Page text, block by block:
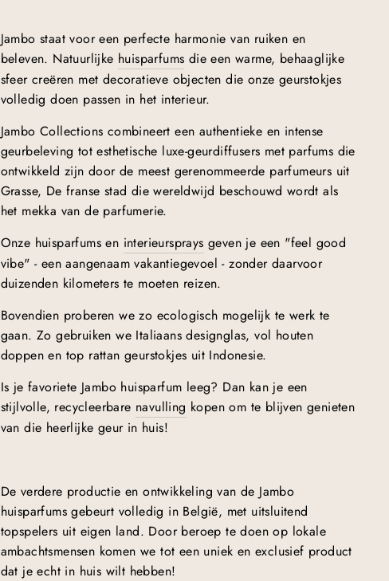
Jambo staat voor een perfecte harmonie van ruiken en
beleven. Natuurlijke huisparfums die een warme, behaaglijke
sfeer creëren met decoratieve objecten die onze geurstokjes
volledig doen passen in het interieur.
Jambo Collections combineert een authentieke en intense
geurbeleving tot esthetische luxe-geurdiffusers met parfums die
ontwikkeld zijn door de meest gerenommeerde parfumeurs uit
Grasse, De franse stad die wereldwijd beschouwd wordt als
het mekka van de parfumerie.
Onze huisparfums en interieursprays geven je een "feel good
vibe" - een aangenaam vakantiegevoel - zonder daarvoor
duizenden kilometers te moeten reizen.
Bovendien proberen we zo ecologisch mogelijk te werk te
gaan. Zo gebruiken we Italiaans designglas, vol houten
doppen en top rattan geurstokjes uit Indonesie.
Is je favoriete Jambo huisparfum leeg? Dan kan je een
stijlvolle, recycleerbare navulling kopen om te blijven genieten
van die heerlijke geur in huis!
De verdere productie en ontwikkeling van de Jambo
huisparfums gebeurt volledig in België, met uitsluitend
topspelers uit eigen land. Door beroep te doen op lokale
ambachtsmensen komen we tot een uniek en exclusief product
dat je echt in huis wilt hebben!